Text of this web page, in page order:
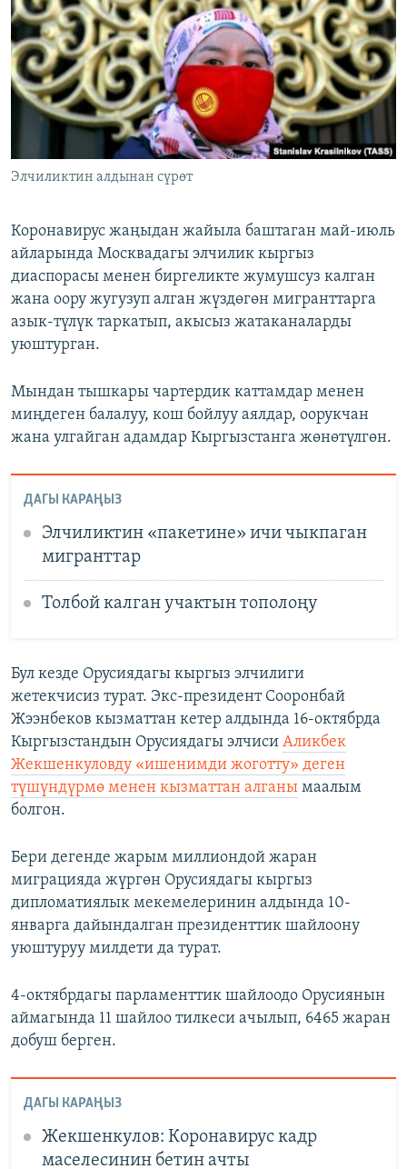
Элчиликтин алдынан сүрөт
Коронавирус жаңыдан жайыла баштаган май-июль
айларында Москвадагы элчилик кыргыз
диаспорасы менен биргеликте жумушсуз калган
жана оору жугузуп алган жүздөгөн мигранттарга
азык-түлүк таркатып, акысыз жатаканаларды
уюштурган.
Мындан тышкары чартердик каттамдар менен
миңдеген балалуу, кош бойлуу аялдар, оорукчан
жана улгайган адамдар Кыргызстанга жөнөтүлгөн.
ДАГЫ КАРАҢЫЗ
Элчиликтин «пакетине» ичи чыкпаган
мигранттар
Толбой калган учактын тополоңу
Бул кезде Орусиядагы кыргыз элчилиги
жетекчисиз турат. Экс-президент Сооронбай
Жээнбеков кызматтан кетер алдында 16-октябрда
Кыргызстандын Орусиядагы элчиси Аликбек
Жекшенкуловду «ишенимди жоготту» деген
түшүндүрмө менен кызматтан алганы маалым
болгон.
Бери дегенде жарым миллиондой жаран
миграцияда жүргөн Орусиядагы кыргыз
дипломатиялык мекемелеринин алдында 10-
январга дайындалган президенттик шайлоону
уюштуруу милдети да турат.
4-октябрдагы парламенттик шайлоодо Орусиянын
аймагында 11 шайлоо тилкеси ачылып, 6465 жаран
добуш берген.
ДАГЫ КАРАҢЫЗ
Жекшенкулов: Коронавирус кадр
маселесинин бетин ачты